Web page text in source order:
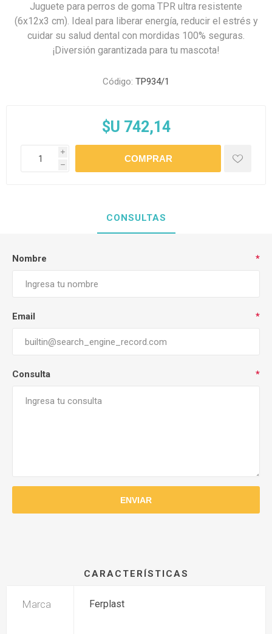
Juguete para perros de goma TPR ultra resistente
(6x12x3 cm). Ideal para liberar energía, reducir el estrés y
cuidar su salud dental con mordidas 100% seguras.
¡Diversión garantizada para tu mascota!
Código: TP934/1
$U 742,14
i
h
CONSULTAS
Nombre *
Email *
Consulta *
CARACTERÍSTICAS
Marca Ferplast